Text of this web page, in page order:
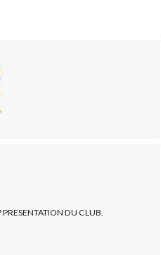
DU CLUB.